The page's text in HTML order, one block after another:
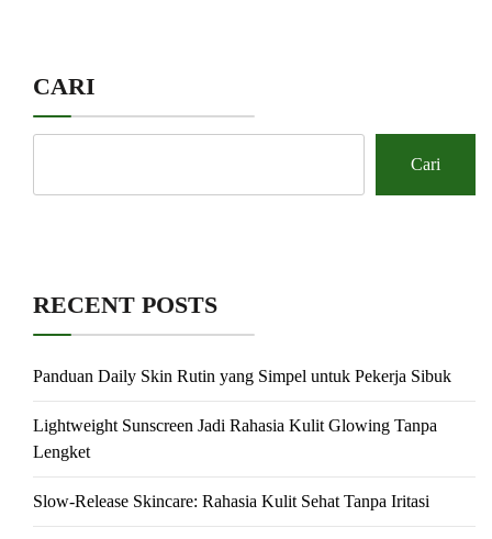
CARI
Cari
RECENT POSTS
Panduan Daily Skin Rutin yang Simpel untuk Pekerja Sibuk
Lightweight Sunscreen Jadi Rahasia Kulit Glowing Tanpa
Lengket
Slow-Release Skincare: Rahasia Kulit Sehat Tanpa Iritasi